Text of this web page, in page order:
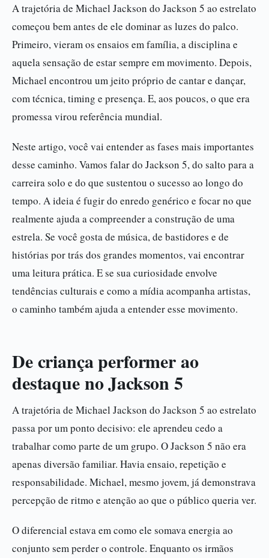
A trajetória de Michael Jackson do Jackson 5 ao estrelato
começou bem antes de ele dominar as luzes do palco.
Primeiro, vieram os ensaios em família, a disciplina e
aquela sensação de estar sempre em movimento. Depois,
Michael encontrou um jeito próprio de cantar e dançar,
com técnica, timing e presença. E, aos poucos, o que era
promessa virou referência mundial.
Neste artigo, você vai entender as fases mais importantes
desse caminho. Vamos falar do Jackson 5, do salto para a
carreira solo e do que sustentou o sucesso ao longo do
tempo. A ideia é fugir do enredo genérico e focar no que
realmente ajuda a compreender a construção de uma
estrela. Se você gosta de música, de bastidores e de
histórias por trás dos grandes momentos, vai encontrar
uma leitura prática. E se sua curiosidade envolve
tendências culturais e como a mídia acompanha artistas,
o caminho também ajuda a entender esse movimento.
De criança performer ao
destaque no Jackson 5
A trajetória de Michael Jackson do Jackson 5 ao estrelato
passa por um ponto decisivo: ele aprendeu cedo a
trabalhar como parte de um grupo. O Jackson 5 não era
apenas diversão familiar. Havia ensaio, repetição e
responsabilidade. Michael, mesmo jovem, já demonstrava
percepção de ritmo e atenção ao que o público queria ver.
O diferencial estava em como ele somava energia ao
conjunto sem perder o controle. Enquanto os irmãos